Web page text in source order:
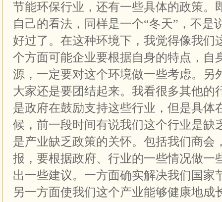
节能环保行业，还有一些具体的政策。
自己的看法，同样是一个“冬天”，不是
好过了。在这种环境下，我觉得像我们
个方面可能企业要根据自身的特点，自
源，一定要对这个环境做一些考虑。另
大家还是要团结起来。我看很多其他的
是政府在鼓励支持这些行业，但是具体
候，前一段时间有说我们这个行业是缺
是产业缺乏政策的关怀。包括我们商会
报，要根据政府、行业的一些情况做一
出一些建议。一方面确实解决我们国家
另一方面使我们这个产业能够健康地成